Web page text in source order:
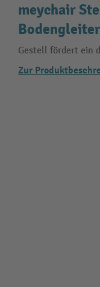
meychair
Bodengleiter
Gestell fördert ein
Zur